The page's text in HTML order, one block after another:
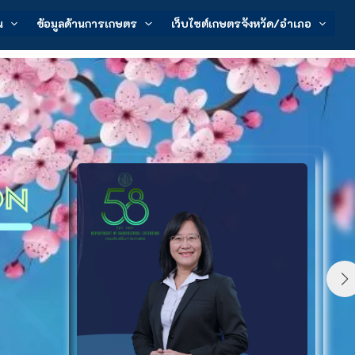
ข้อมูลด้านการเกษตร เว็บไซต์เกษตรจังหวัด/อำเภอ